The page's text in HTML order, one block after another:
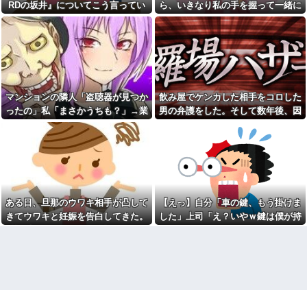
【動画】手術中に熊本地震直
撃やばすぎる
【驚愕】マチアプで会った外
国人からまさかの『こう』言わ
れたんやがこれワイ詰み
か？？？？？？？
【緊急】今の若者に急増して
いる『コレ』依存、めちゃくち
ゃ深刻な模様w w w w w w w w
w w
みい山作者、みいちゃんでチ
ー牛なのではという疑惑が生ま
れるｗｗｗｗｗｗｗ
【画像】俺たちの姫本田望
結、久しぶりに画像を投稿した
結果→やっぱりワイらの姫だっ
たw w w w w w w w w w
飲み屋でケンカした相手をコ
ロした男の弁護をした。そして
数年後、因果応報を思わせる出
来事が…
婚して！」俺「ウワキじゃない
のに？」→ママ友との雑談が原
因でまさかの展開に…
【苦悩】職場の浮気で離婚→
子供が欲しくて再婚！でも元嫁
と教員一家に巻き込まれた結果
ｗｗｗｗ
PTA会長が事故で辞退→旦那
「妻の代わりに僕がやります」
→1年後…名物ガンコジジイを草
むしりに召喚、不登校児を学校
に復帰させる無双状態にｗｗ
ラッシュ時の電車で、刺青に
スキンヘッドの男が扉の前で座
り込んで電話を始めた
「お母さんも３歳、いつもお
つかれさま、ありがとう」
【規格外】実在する歴史上の
人物で「こいつチートだろ…」
と思った奴あげてけ
RDの坂井』についてこう言ってい
た
ら、いきなり私の手を握って一緒に
降りようとする子供がいた。手をほ
どこうとしても放してくれず...
マンションの隣人「盗聴器が見つか
ったの」私「まさかうちも？」→業
者に調査を依頼したら、犯人の正体
まで見えてきて…
飲み屋でケンカした相手をコロした
男の弁護をした。そして数年後、因
果応報を思わせる出来事が…
ある日、旦那のウワキ相手が凸して
きてウワキと妊娠を告白してきた。
【えっ】自分「車の鍵、もう掛けま
した」上司「え？いやｗ鍵は僕が持